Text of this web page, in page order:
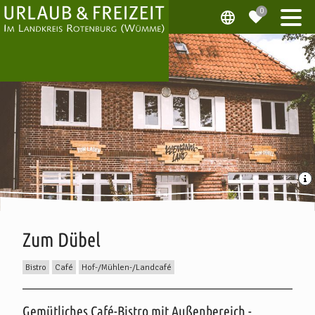
Zum Dübel
Bistro Café Hof-/Mühlen-/Landcafé
Beschreibung
Gemütliches Café-Bistro mit Außenbereich -